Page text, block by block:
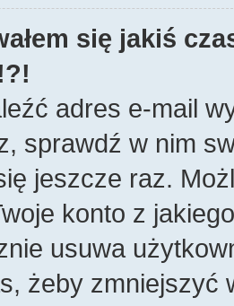
się jakiś
adres e-mail
sprawdź w nim
jeszcze raz.
konto z
usuwa
żeby